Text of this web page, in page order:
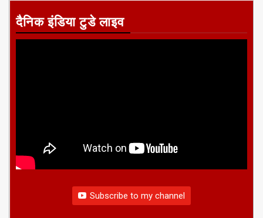
दैनिक इंडिया टुडे लाइव
Subscribe to my channel